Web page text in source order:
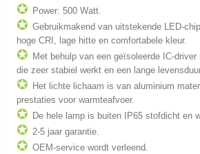
✪ Power: 500 Watt.
✪ Gebruikmakend van uitstekende LED-
hoge CRI, lage hitte en comfortabele kleur.
✪ Met behulp van een geïsoleerde IC-
die zeer stabiel werkt en een lange
✪ Het lichte lichaam is van aluminium
prestaties voor warmteafvoer.
✪ De hele lamp is buiten IP65 stofdicht en
✪ 2-5 jaar garantie.
✪ OEM-service wordt verleend.